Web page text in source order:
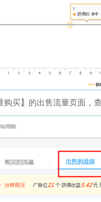
购买】的出售流量页面，